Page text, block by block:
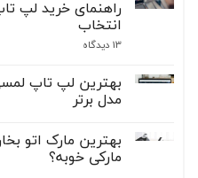
مدل
برتر
استوک
و
آکبند
مدل
برای
مقایسه
قابلمه
استیل
کرکماز
عرشیا،
کدام
برند
ثبت
نشده
راهنمای خرید لپ
انتخاب
13 دیدگاه
لپ
تاپ
استوک
و
حیاتی
در
انتخاب
مدل برتر
برای
بهترین
لپ
ثبت
نشده
بهترین مارک اتو
مارکی خوبه؟